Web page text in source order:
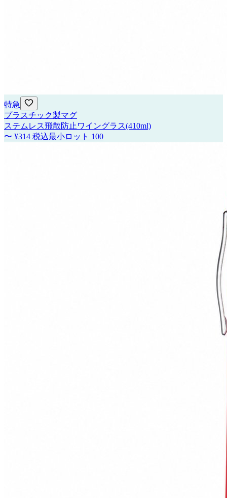
特急
プラスチック製マグ
ステムレス飛散防止ワイングラス(410ml)
〜 ¥314 税込最小ロット 100